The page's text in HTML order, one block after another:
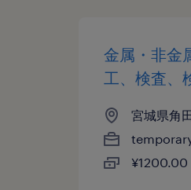
金属・非金
工、検査、
宮城県角